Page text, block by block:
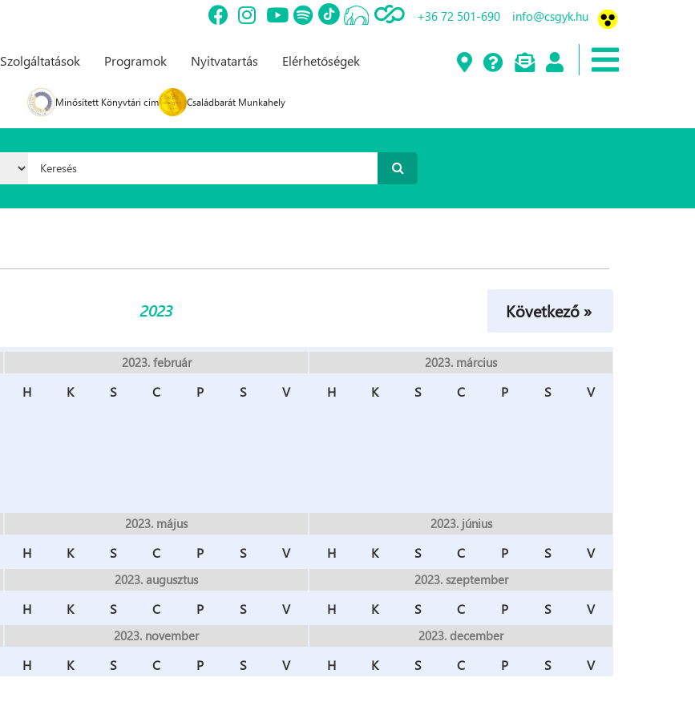
+36 72 501-690 info@csgyk.hu
Szolgáltatások Programok Nyitvatartás Elérhetőségek
Minősített Könyvtári cím Családbarát Munkahely
Keresés űrlap
2023 Következő »
2023. február
H K S C P S V
2023. március
H K S C P S V
2023. május
H K S C P S V
2023. június
H K S C P S V
2023. augusztus
H K S C P S V
2023. szeptember
H K S C P S V
2023. november
H K S C P S V
2023. december
H K S C P S V